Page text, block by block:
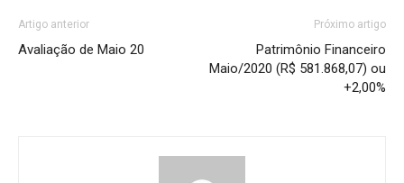
Artigo anterior
Avaliação de Maio 20
Próximo artigo
Patrimônio Financeiro
Maio/2020 (R$ 581.868,07) ou
+2,00%